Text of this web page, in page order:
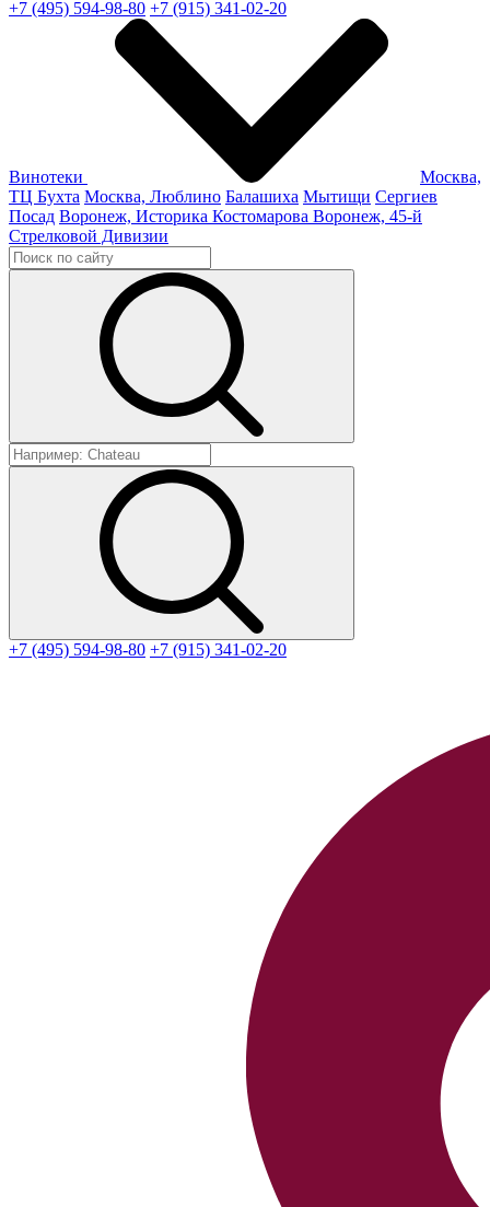
+7 (495) 594-98-80 +7 (915) 341-02-20
Винотеки
Москва,
ТЦ Бухта Москва, Люблино Балашиха Мытищи Сергиев
Посад Воронеж, Историка Костомарова Воронеж, 45-й
Стрелковой Дивизии
+7 (495) 594-98-80 +7 (915) 341-02-20